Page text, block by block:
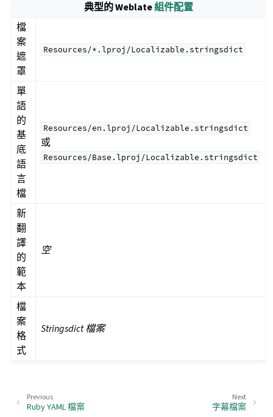
典型的 Weblate組件配置
檔
案
遮
罩
Resources/*.lproj/Localizable.stringsdict
單
語
的
基
底
語
言
檔
Resources/en.lproj/Localizable.stringsdict
或
Resources/Base.lproj/Localizable.stringsdict
新
翻
譯
的
範
本
空
檔
案
格
式
Stringsdict 檔案
Next
字幕檔案
Previous
Ruby YAML 檔案